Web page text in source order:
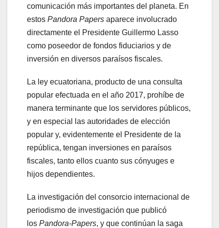
comunicación más importantes del planeta. En
estos Pandora Papers aparece involucrado
directamente el Presidente Guillermo Lasso
como poseedor de fondos fiduciarios y de
inversión en diversos paraísos fiscales.
La ley ecuatoriana, producto de una consulta
popular efectuada en el año 2017, prohíbe de
manera terminante que los servidores públicos,
y en especial las autoridades de elección
popular y, evidentemente el Presidente de la
república, tengan inversiones en paraísos
fiscales, tanto ellos cuanto sus cónyuges e
hijos dependientes.
La investigación del consorcio internacional de
periodismo de investigación que publicó
los Pandora-Papers, y que continúan la saga